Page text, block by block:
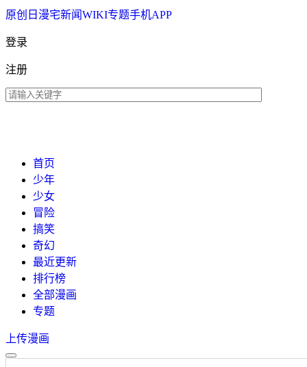
原创 日漫宅新闻WIKI专题手机APP
登录
注册
首页
少年
少女
冒险
搞笑
奇幻
最近更新
排行榜
全部漫画
专题
上传漫画